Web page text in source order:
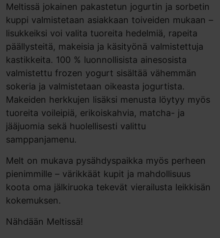
Meltissä jokainen pakastetun jogurtin ja sorbetin
kuppi valmistetaan asiakkaan toiveiden mukaan –
lisukkeiksi voi valita tuoreita hedelmiä, rapeita
päällysteitä, makeisia ja käsityönä valmistettuja
kastikkeita. 100 % luonnollisista ainesosista
valmistettu frozen yogurt sisältää vähemmän
sokeria ja valmistetaan oikeasta jogurtista.
Makeiden herkkujen lisäksi menusta löytyy myös
tuoreita voileipiä, erikoiskahvia, matcha- ja
jääjuomia sekä huolellisesti valittu
samppanjamenu.
Melt on mukava pysähdyspaikka myös perheen
pienimmille – värikkäät kupit ja mahdollisuus
koota oma jälkiruoka tekevät vierailusta leikkisän
kokemuksen.
Nähdään Meltissä!